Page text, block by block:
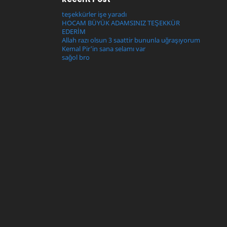
teşekkürler işe yaradı
HOCAM BÜYÜK ADAMSINIZ TEŞEKKÜR
EDERİM
Allah razı olsun 3 saattir bununla uğraşıyorum
Kemal Pir'in sana selamı var
sağol bro